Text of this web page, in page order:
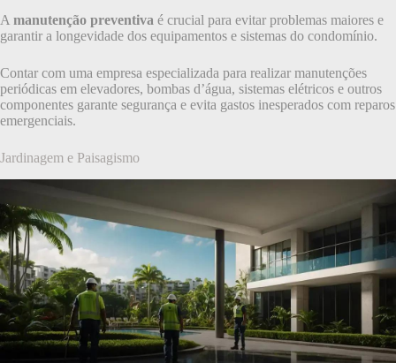
A manutenção preventiva é crucial para evitar problemas maiores e
garantir a longevidade dos equipamentos e sistemas do condomínio.
Contar com uma empresa especializada para realizar manutenções
periódicas em elevadores, bombas d’água, sistemas elétricos e outros
componentes garante segurança e evita gastos inesperados com reparos
emergenciais.
Jardinagem e Paisagismo